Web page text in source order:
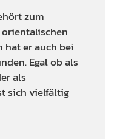
zum
hat er auch bei
Egal ob als
als
sich vielfältig